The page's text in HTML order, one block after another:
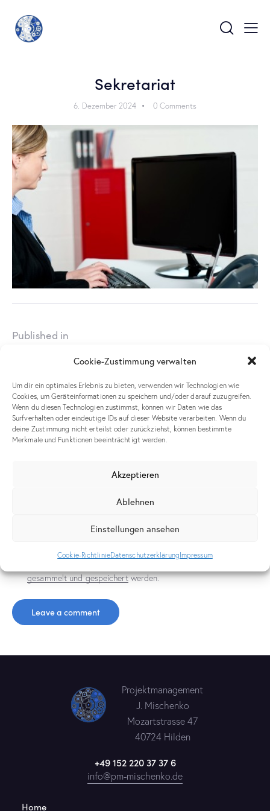
Cookie-Zustimmung verwalten
Um dir ein optimales Erlebnis zu bieten, verwenden wir Technologien wie
Cookies, um Geräteinformationen zu speichern und/oder darauf zuzugreifen.
Wenn du diesen Technologien zustimmst, können wir Daten wie das
Surfverhalten oder eindeutige IDs auf dieser Website verarbeiten. Wenn du
deine Zustimmung nicht erteilst oder zurückziehst, können bestimmte
Merkmale und Funktionen beeinträchtigt werden.
Akzeptieren
Ablehnen
Einstellungen ansehen
Cookie-RichtlinieDatenschutzerklärungImpressum
Sekretariat
6. Dezember 2024 0 Comments
Published in
Leave a comment
diesem Browser für die nächste Kommentierung speichern.
gesammelt und gespeichertwerden.
Projektmanagement
J. Mischenko
Mozartstrasse 47
40724 Hilden
+49 152 220 37 37 6
info@pm-mischenko.de
Home